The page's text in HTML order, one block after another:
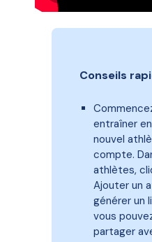
Conseils
entraîner
nouvel
compte.
athlètes,
Ajouter un
générer un
vous
partager